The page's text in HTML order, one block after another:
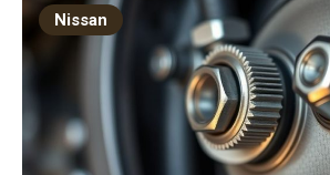
Nissan